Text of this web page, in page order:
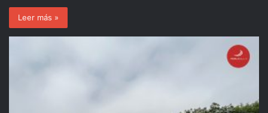
Leer más »